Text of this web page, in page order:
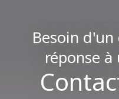
Besoin
réponse